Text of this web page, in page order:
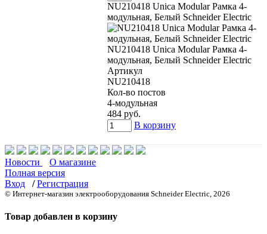
NU210418 Unica Modular Рамка 4-
модульная, Белый Schneider Electric
NU210418 Unica Modular Рамка 4-
модульная, Белый Schneider Electric
Артикул
NU210418
Кол-во постов
4-модульная
484 руб.
В корзину
Новости
О магазине
Полная версия
Вход
/ Регистрация
© Интернет-магазин электрооборудования Schneider Electric, 2026
Товар добавлен в корзину